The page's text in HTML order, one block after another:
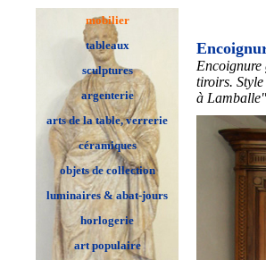
mobilier
tableaux
sculptures
argenterie
arts de la table, verrerie
céramiques
objets de collection
luminaires & abat-jours
horlogerie
art populaire
Encoignure
tiroirs.
à